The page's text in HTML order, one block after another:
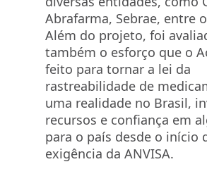
Abrafarma, Sebrae, entre
Além do projeto, foi
também o esforço que o
feito para tornar a lei da
rastreabilidade de
uma realidade no Brasil,
recursos e confiança em
para o país desde o início
exigência da ANVISA.